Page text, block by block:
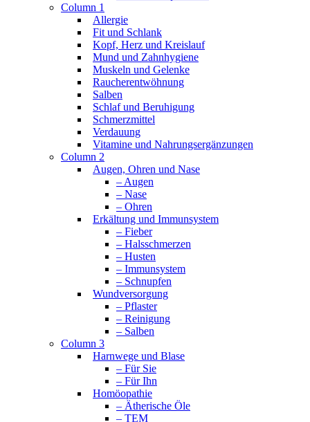
Column 1
Allergie
Fit und Schlank
Kopf, Herz und Kreislauf
Mund und Zahnhygiene
Muskeln und Gelenke
Raucherentwöhnung
Salben
Schlaf und Beruhigung
Schmerzmittel
Verdauung
Vitamine und Nahrungsergänzungen
Column 2
Augen, Ohren und Nase
– Augen
– Nase
– Ohren
Erkältung und Immunsystem
– Fieber
– Halsschmerzen
– Husten
– Immunsystem
– Schnupfen
Wundversorgung
– Pflaster
– Reinigung
– Salben
Column 3
Harnwege und Blase
– Für Sie
– Für Ihn
Homöopathie
– Ätherische Öle
– TEM